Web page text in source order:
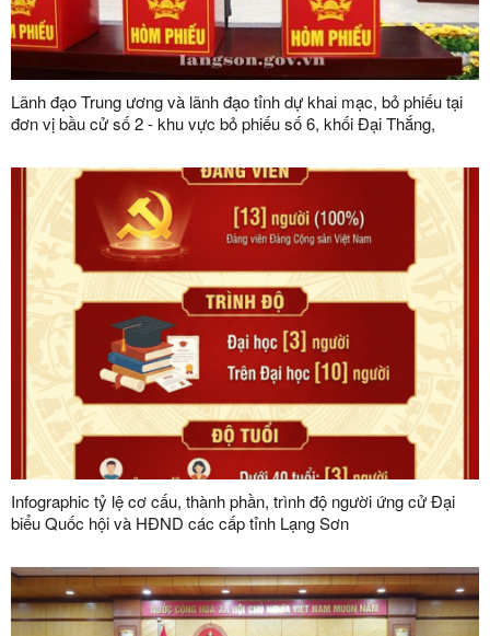
Lãnh đạo Trung ương và lãnh đạo tỉnh dự khai mạc, bỏ phiếu tại
đơn vị bầu cử số 2 - khu vực bỏ phiếu số 6, khối Đại Thắng,
Infographic tỷ lệ cơ cấu, thành phần, trình độ người ứng cử Đại
biểu Quốc hội và HĐND các cấp tỉnh Lạng Sơn